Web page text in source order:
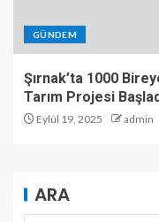
GÜNDEM
Şırnak’ta 1000
Tarım Projesi
Eylül 19, 2025 admin
ARA